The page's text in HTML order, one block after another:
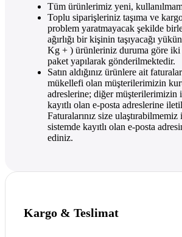
Tüm ürünlerimiz yeni,
Toplu siparişleriniz taşıma ve
problem yaratmayacak şekilde
ağırlığı bir kişinin taşıyacağı
Kg + ) ürünleriniz duruma göre iki
paket yapılarak gönderilmektedir.
Satın aldığınız ürünlere ait
mükellefi olan müşterilerimizin
adreslerine; diğer müşterilerimizin
kayıtlı olan e-posta adreslerine
Faturalarınız size
sistemde kayıtlı olan e-posta
ediniz.
Kargo & Teslimat